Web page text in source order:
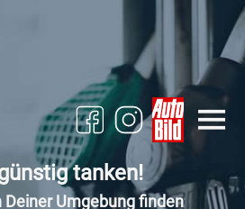
tanken!
Deiner Umgebung finden